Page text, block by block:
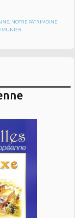
, NOTRE PATRIMOINE
MUNIER